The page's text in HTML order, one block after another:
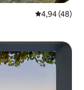
Gemiddelde
4,94 (48)